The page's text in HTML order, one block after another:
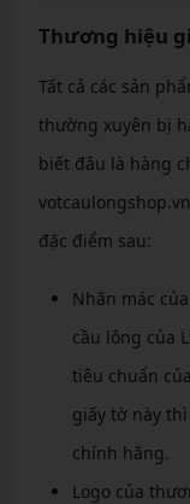
Thương hiệu
Tất cả các sản
thường xuyên bị
biết đâu là hàng
đặc điểm sau:
Nhãn mác
cầu lông của
tiêu chuẩn
giấy tờ này
chính hãng.
Logo của